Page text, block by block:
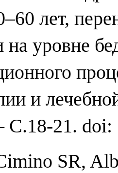
лет,
на уровне
и
21. doi:
SR,